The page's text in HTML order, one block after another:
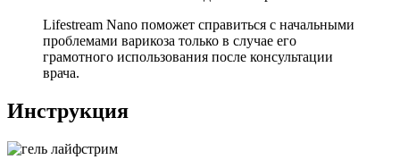
Lifestream Nano поможет справиться с начальными
проблемами варикоза только в случае его
грамотного использования после консультации
врача.
Инструкция